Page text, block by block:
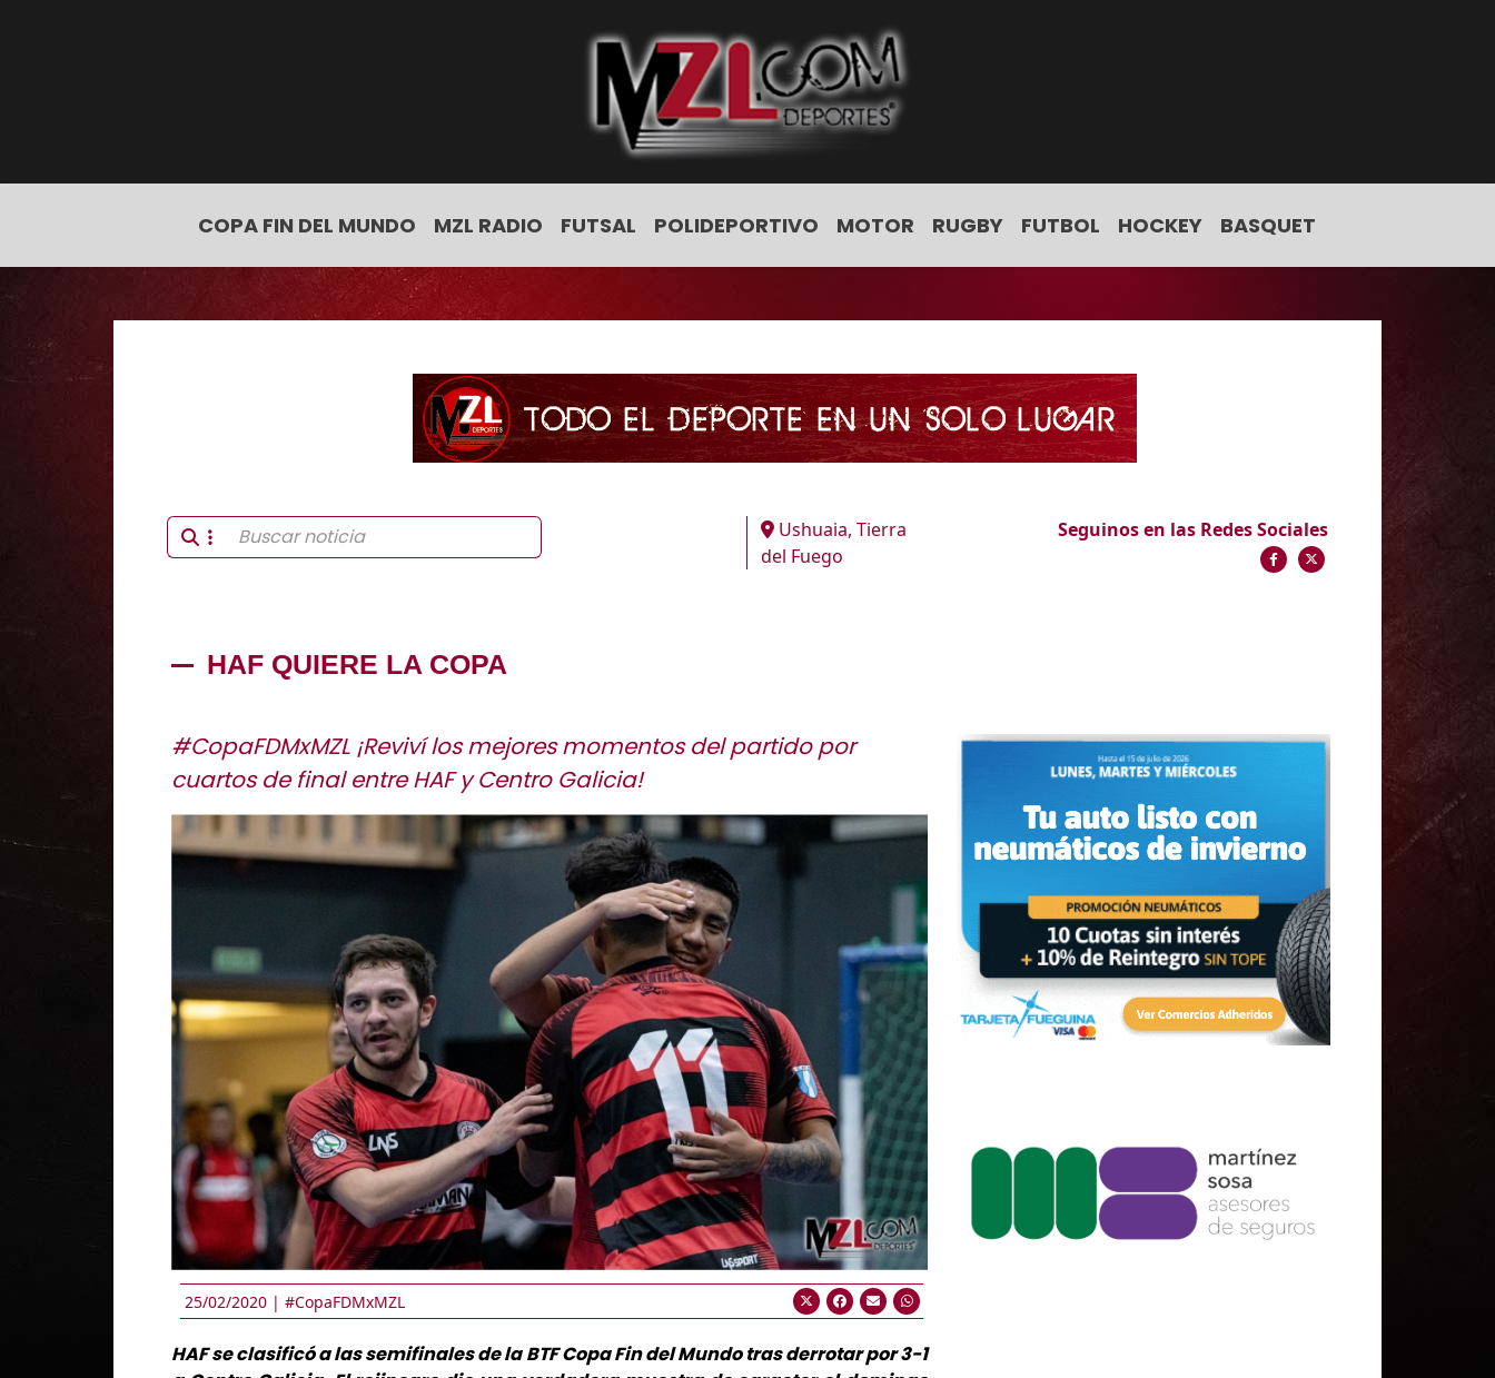
COPA FIN DEL MUNDO MZL RADIO FUTSAL POLIDEPORTIVO MOTOR RUGBY FUTBOL HOCKEY BASQUET
Ushuaia, Tierra
del Fuego
Seguinos en las Redes Sociales
HAF QUIERE LA COPA
#CopaFDMxMZL ¡Reviví los mejores momentos del partido por
cuartos de final entre HAF y Centro Galicia!
25/02/2020 | #CopaFDMxMZL
HAF se clasificó a las semifinales de la BTF Copa Fin del Mundo tras derrotar por 3-1